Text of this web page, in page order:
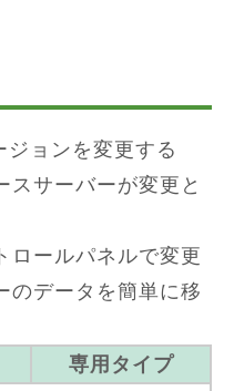
ョンを変更する
スサーバーが変更と
ロールパネルで変更
のデータを簡単に移
専用タイプ